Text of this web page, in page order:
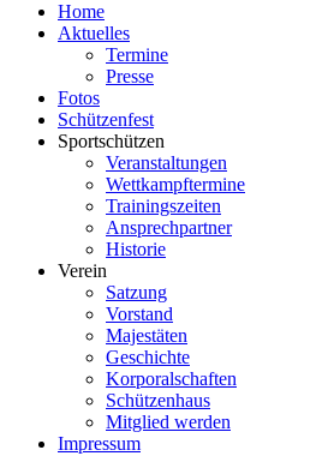
Home
Aktuelles
Termine
Presse
Fotos
Schützenfest
Sportschützen
Veranstaltungen
Wettkampftermine
Trainingszeiten
Ansprechpartner
Historie
Verein
Satzung
Vorstand
Majestäten
Geschichte
Korporalschaften
Schützenhaus
Mitglied werden
Impressum